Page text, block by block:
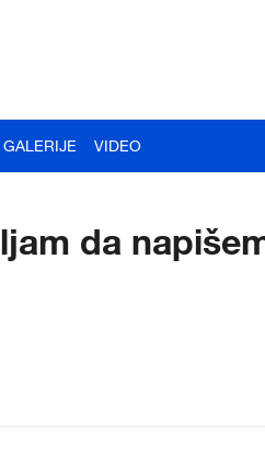
GALERIJE VIDEO
da